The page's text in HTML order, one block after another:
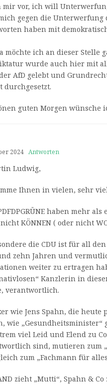
mir vor, ich will
gegen die Unterwerfung
haben mit
möchte ich an dieser Stelle
wurde auch hier mit
AfD gelebt und
durchgesetzt.
guten Morgen wünsche
2024 Antworten
Ludwig,
Ihnen in vielen, sehr
haben mehr
nicht KÖNNEN ( oder nicht
die CDU ist für all
zehn Jahren und
weiter zu ertragen
Kanzlerin in
verantwortlich.
wie Jens Spahn, die
wie
viel Leid und Elend zu
sind, mutieren zum
zum „Fachmann für
zieht „Mutti“, Spahn &